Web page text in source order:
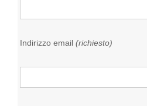
Indirizzo email(richiesto)